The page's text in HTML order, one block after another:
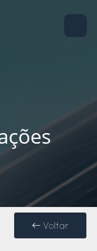
Voltar